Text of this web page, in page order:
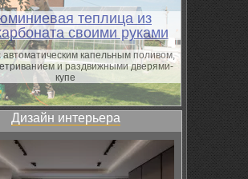
теплица из
своими руками
автоматическим капельным поливом,
и раздвижными дверями-
купе
Дизайн интерьера